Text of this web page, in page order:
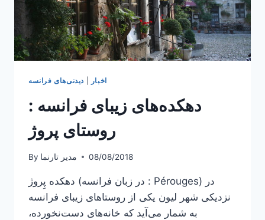
اخبار دیدنی‌های فرانسه
دهکده‌های زیبای فرانسه :
روستای پروژ
By مدیر تارنما 08/08/2018
دهکده پِروژ (در زبان فرانسه : Pérouges) در
نزدیکی شهر لیون یکی از روستاهای زیبای فرانسه
به شمار می‌آید که خانه‌های دست‌نخورده،